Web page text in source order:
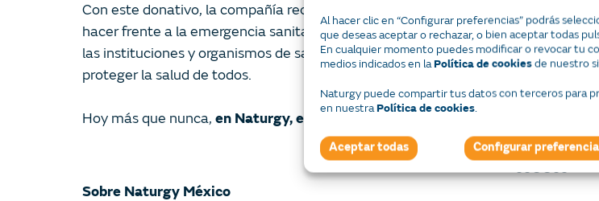
Al hacer clic en “Configurar preferencias” podrás
que deseas aceptar o rechazar, o bien aceptar todas
En cualquier momento puedes modificar o revocar tu
medios indicados en la Política de cookies de nuestro
Naturgy puede compartir tus datos con terceros para
en nuestra Política de cookies
Aceptar todas Configurar
Con este donativo, la compañía reconoce la labor diaria que realiza el personal
hacer frente a la emergencia sanitaria. Con acciones como éstas, Naturgy
las instituciones y organismos de salud que se mantienen en la lucha para
proteger la salud de todos.
Hoy más que nunca, en Naturgy, estamos contigo.
ooOOoo
Sobre Naturgy México